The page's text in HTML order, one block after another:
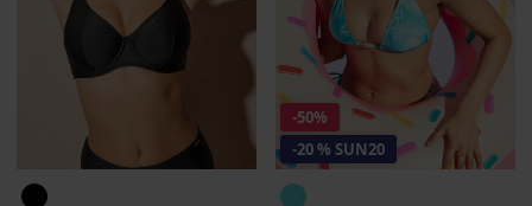
-50%
-20 % SUN20